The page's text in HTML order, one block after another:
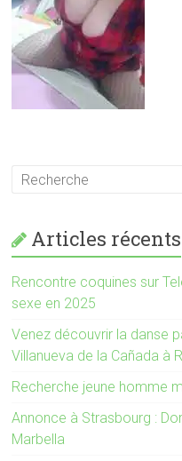
Articles récents
Rencontre coquines sur
sexe en 2025
Venez découvrir la danse
Villanueva de la Cañada à
Recherche jeune homme
Annonce à Strasbourg :
Marbella